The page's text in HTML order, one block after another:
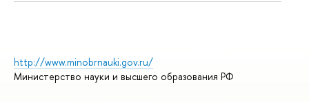
http://www.minobrnauki.gov.ru/
Министерство науки и высшего образования РФ